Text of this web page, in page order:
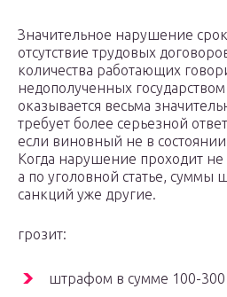
Значительное нарушение
отсутствие трудовых
количества работающих
недополученных
оказывается весьма
требует более серьезной
если виновный не в
Когда нарушение проходит
а по уголовной статье,
санкций уже другие.
грозит:
штрафом в сумме 100-300